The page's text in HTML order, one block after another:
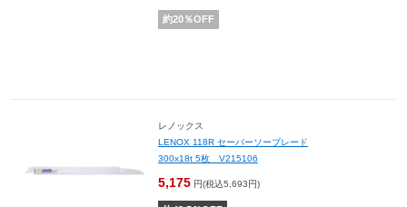
約20％OFF
レノックス
LENOX 118R セーバーソーブレード
300x18t 5枚 V215106
5,175 円(税込5,693円)